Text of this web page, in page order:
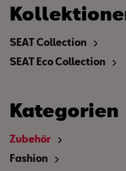
SEAT Collection
SEAT Eco Collection
Kategorien
Zubehör
Fashion